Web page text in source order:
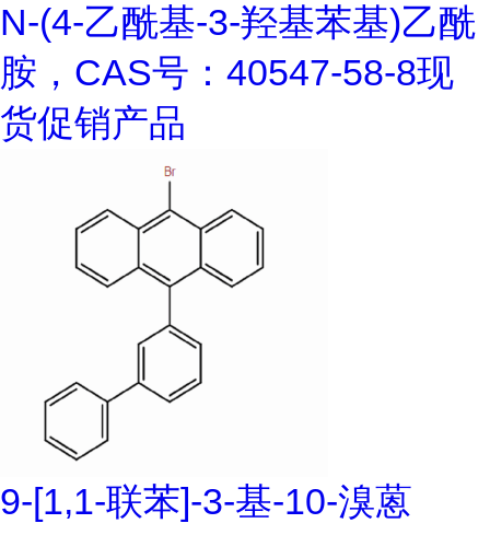
N-(4-乙酰基-3-羟基苯基)乙酰
胺，CAS号：40547-58-8现
货促销产品
9-[1,1-联苯]-3-基-10-溴蒽